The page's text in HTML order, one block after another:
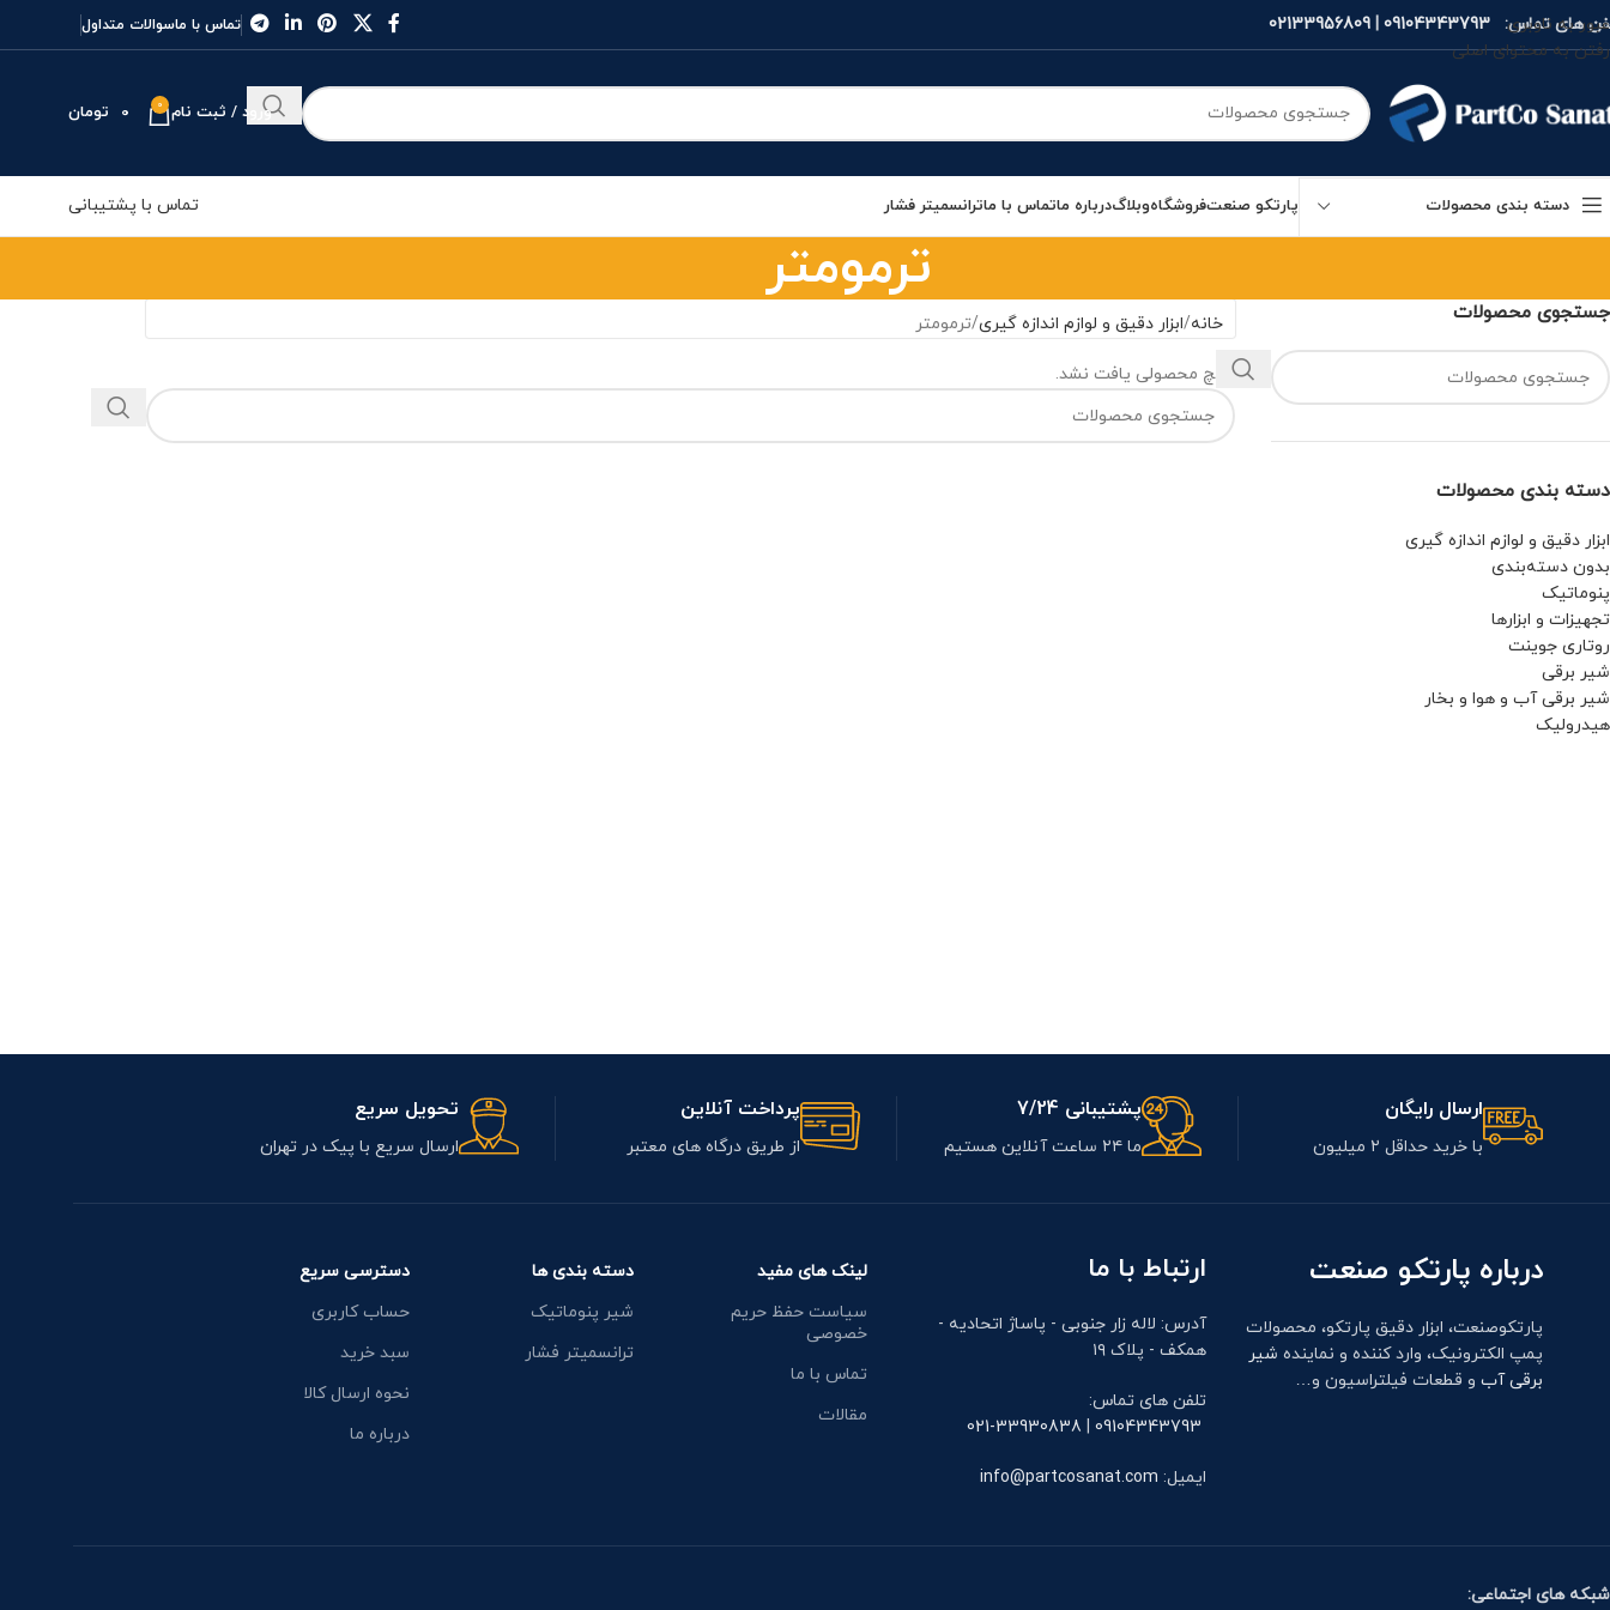
عبور به ناوبری
رفتن به محتوای اصلی
های تماس: 09104343793
02133956809 تماس با ماسوالات متداول
ورود / ثبت نام 0
0 تومان
دسته بندی محصولات پارتکو صنعتفروشگاهوبلاگدرباره ماتماس با ماترانسمیتر فشار تماس با پشتیبانی
ترمومتر
جستجوی محصولات
دسته بندی محصولات
ابزار دقیق و لوازم اندازه گیری
بدون دسته‌بندی
پنوماتیک
تجهيزات و ابزارها
روتاری جوینت
شیر برقی
شیر برقی آب و هوا و بخار
هیدرولیک
خانه ابزار دقیق و لوازم اندازه گیری ترمومتر
هیچ محصولی یافت نشد.
ارسال رایگان
با خرید حداقل ۲ میلیون
پشتیبانی 7/24
ما ۲۴ ساعت آنلاین هستیم
پرداخت آنلاین
از طریق درگاه های معتبر
تحویل سریع
ارسال سریع با پیک در تهران
درباره پارتکو صنعت
پارتکوصنعت، ابزار دقیق پارتکو، محصولات
پمپ الکترونیک، وارد کننده و نماینده شیر
برقی آب و قطعات فیلتراسیون و…
ارتباط با ما
آدرس: لاله زار جنوبی - پاساژ اتحادیه -
همکف - پلاک ۱۹
تلفن های تماس:
09104343793
|
021-33930838
ایمیل: info@partcosanat.com
لینک های مفید
سیاست حفظ حریم
خصوصی
تماس با ما
مقالات
دسته بندی ها
شیر پنوماتیک
ترانسمیتر فشار
دسترسی سریع
حساب کاربری
سبد خرید
نحوه ارسال کالا
درباره ما
شبکه های اجتماعی: